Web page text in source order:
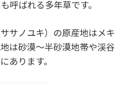
呼ばれる多年草です。
サノユキ）の原産地はメキ
は砂漠～半砂漠地帯や渓谷
あります。